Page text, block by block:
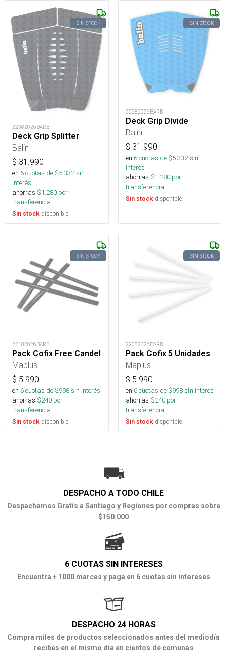
SIN STOCK
22382026BARB
Deck Grip Splitter
Balin
$ 31.990
en 6cuotas de $5.332sin
interés
ahorras $1.280 por
transferencia.
Sin stock disponible
SIN STOCK
22282026BARB
Deck Grip Divide
Balin
$ 31.990
en 6cuotas de $5.332sin
interés
ahorras $1.280 por
transferencia.
Sin stock disponible
SIN STOCK
22182026BARB
Pack Cofix Free Candel
Maplus
$ 5.990
en 6cuotas de $998sin interés
ahorras $240 por
transferencia.
Sin stock disponible
SIN STOCK
22082026BARB
Pack Cofix 5 Unidades
Maplus
$ 5.990
en 6cuotas de $998sin interés
ahorras $240 por
transferencia.
Sin stock disponible
DESPACHO A TODO CHILE
Despachamos Gratis a Santiago y Regiones por compras sobre
$150.000
6 CUOTAS SIN INTERESES
Encuentra + 1000 marcas y paga en 6 cuotas sin intereses
DESPACHO 24 HORAS
Compra miles de productos seleccionados antes del mediodía
recibes en el mismo día en cientos de comunas